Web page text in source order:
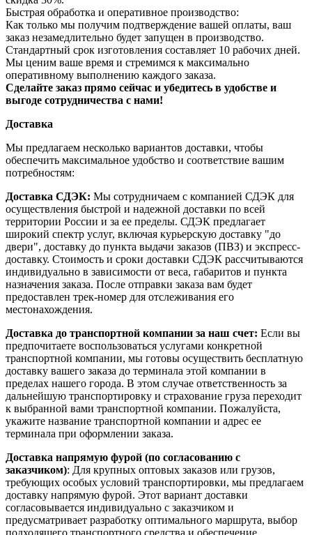
Быстрая обработка и оперативное производство:
Как только мы получим подтверждение вашей оплаты, ваш
заказ незамедлительно будет запущен в производство.
Стандартный срок изготовления составляет 10 рабочих дней.
Мы ценим ваше время и стремимся к максимально
оперативному выполнению каждого заказа.
Сделайте заказ прямо сейчас и убедитесь в удобстве и
выгоде сотрудничества с нами!
Доставка
Мы предлагаем несколько вариантов доставки, чтобы
обеспечить максимальное удобство и соответствие вашим
потребностям:
Доставка СДЭК: Мы сотрудничаем с компанией СДЭК для
осуществления быстрой и надежной доставки по всей
территории России и за ее пределы. СДЭК предлагает
широкий спектр услуг, включая курьерскую доставку "до
двери", доставку до пункта выдачи заказов (ПВЗ) и экспресс-
доставку. Стоимость и сроки доставки СДЭК рассчитываются
индивидуально в зависимости от веса, габаритов и пункта
назначения заказа. После отправки заказа вам будет
предоставлен трек-номер для отслеживания его
местонахождения.
Доставка до транспортной компании за наш счет: Если вы
предпочитаете воспользоваться услугами конкретной
транспортной компании, мы готовы осуществить бесплатную
доставку вашего заказа до терминала этой компании в
пределах нашего города. В этом случае ответственность за
дальнейшую транспортировку и страхование груза переходит
к выбранной вами транспортной компании. Пожалуйста,
укажите название транспортной компании и адрес ее
терминала при оформлении заказа.
Доставка напрямую фурой (по согласованию с
заказчиком): Для крупных оптовых заказов или грузов,
требующих особых условий транспортировки, мы предлагаем
доставку напрямую фурой. Этот вариант доставки
согласовывается индивидуально с заказчиком и
предусматривает разработку оптимального маршрута, выбор
подходящего транспортного средства и обеспечение